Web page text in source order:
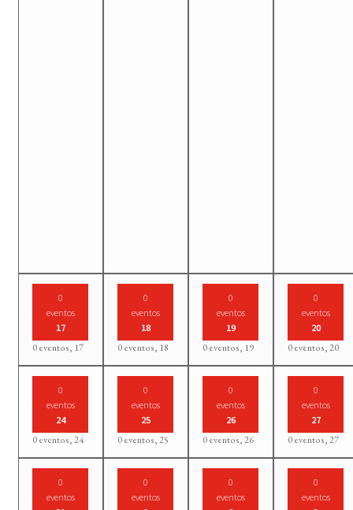
0
eventos
17
0 eventos, 17
0
eventos
18
0 eventos, 18
0
eventos
19
0 eventos, 19
0
eventos
20
0 eventos,20
0
eventos
24
0 eventos,24
0
eventos
25
0 eventos,25
0
eventos
26
0 eventos,26
0
eventos
27
0 eventos,27
0
eventos
0
eventos
0
eventos
0
eventos